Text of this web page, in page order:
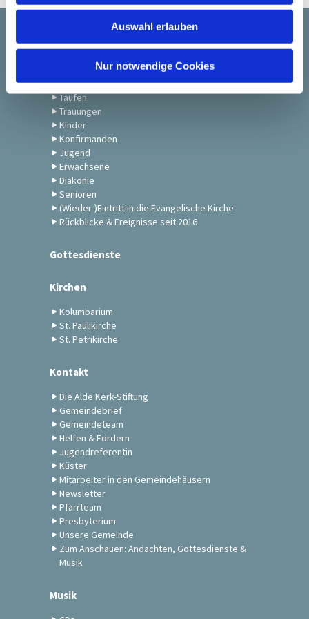
Auswahl erlauben
Nur notwendige Cookies
Startseite
Gemeindeleben
Taufen
Trauungen
Kinder
Konfirmanden
Jugend
Erwachsene
Diakonie
Senioren
(Wieder-)Eintritt in die Evangelische Kirche
Rückblicke & Ereignisse seit 2016
Gottesdienste
Kirchen
Kolumbarium
St. Paulikirche
St. Petrikirche
Kontakt
Die Alde Kerk-Stiftung
Gemeindebrief
Gemeindeteam
Helfen & Fördern
Jugendreferentin
Küster
Mitarbeiter in den Gemeindehäusern
Newsletter
Pfarrteam
Presbyterium
Unsere Gemeinde
Zum Anschauen: Andachten, Gottesdienste &
Musik
Musik